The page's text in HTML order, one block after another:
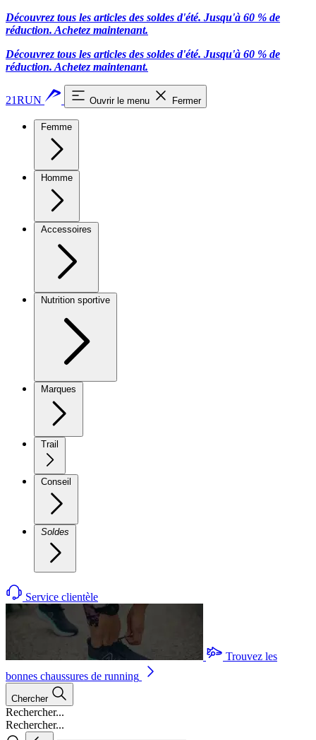
Découvrez tous les articles des soldes d'été. Jusqu'à 60 % de
réduction. Achetez maintenant.
Découvrez tous les articles des soldes d'été. Jusqu'à 60 % de
réduction. Achetez maintenant.
21RUN Ouvrir le menu Fermer
Femme
Homme
Accessoires
Nutrition sportive
Marques
Trail
Conseil
Soldes
Service clientèle
Trouvez les
bonnes chaussures de running
Chercher
Rechercher...
Rechercher...